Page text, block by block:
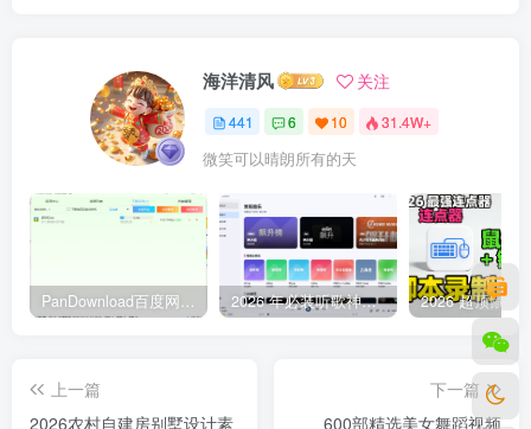
海洋清风 关注
441 6 10 31.4W+
微笑可以晴朗所有的天
2026 年必装听歌神器，免费听遍全网无损音质歌单
上一篇
2026农村自建房别墅设计素
下一篇
600部精选美女舞蹈视频